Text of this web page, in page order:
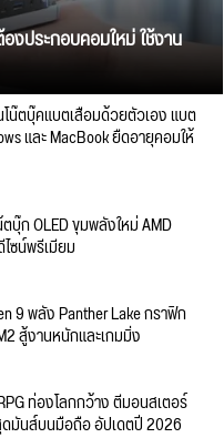
ประกอบคอมใหม่ ใช้งาน
น๊ตบุ๊คแบตเสื่อมด้วยตัวเอง แบต
และ MacBook ยืดอายุคอมให้
บุ๊ก OLED ขุมพลังใหม่ AMD
ซน์พรีเมียม
9 พลัง Panther Lake กราฟิก
สู้งานหนักและเกมมิ่ง
ท่องโลกกว้าง ตีมอนสเตอร์
มันส์บนมือถือ อัปเดตปี 2026